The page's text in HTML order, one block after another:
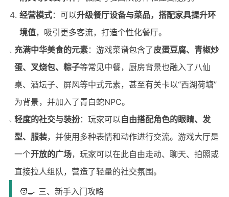
经营模式：可以升级餐厅设备与菜品，搭配家具提升环
境值，吸引更多客流，打造个性化餐厅。
充满中华美食的元素：游戏菜谱包含了皮蛋豆腐、青椒炒
蛋、叉烧包、粽子等常见中餐，厨房背景也融入了八仙
桌、酒坛子、屏风等中式元素，甚至有关卡以“西湖荷塘”
为背景，并加入了青白蛇NPC。
轻度的社交与装扮：玩家可以自由搭配角色的眼睛、发
型、服装，并使用多种表情和动作进行交流。游戏大厅是
一个开放的广场，玩家可以在此自由走动、聊天、拍照或
直接拉人组队，营造了轻量的社交氛围。
🧑‍🍳 三、新手入门攻略